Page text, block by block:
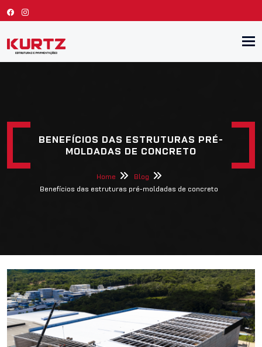
BENEFÍCIOS DAS ESTRUTURAS PRÉ-
MOLDADAS DE CONCRETO
Home
Blog
Benefícios das estruturas pré-moldadas de concreto